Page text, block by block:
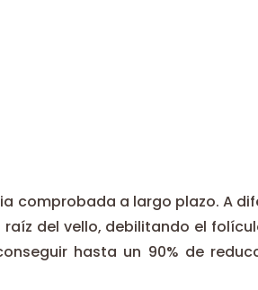
comprobada a largo plazo. A
del vello, debilitando el
hasta un 90% de